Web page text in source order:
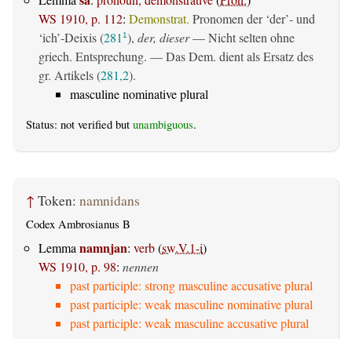
WS 1910, p. 112: Demonstrat. Pronomen der ‘der’- und
‘ich’-Deixis (281 1), der, dieser— Nicht selten ohne
griech. Entsprechung. — Das Dem. dient als Ersatz des
gr. Artikels (281,2).
masculine nominative plural
Status: not verified but unambiguous.
↑ Token: namnidans
Codex Ambrosianus B
Lemma namnjan: verb(sw.V.1-i)
WS 1910, p. 98: nennen
past participle: strong masculine accusative plural
past participle: weak masculine nominative plural
past participle: weak masculine accusative plural